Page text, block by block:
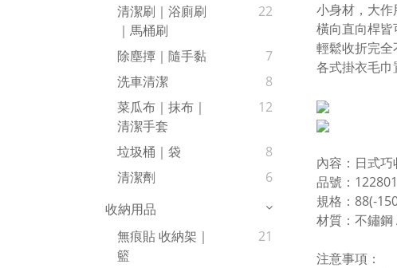
清潔刷｜浴廁刷
｜馬桶刷
22
除塵撢｜隨手黏
7
洗車清潔
8
菜瓜布｜抹布｜
清潔手套
12
垃圾桶｜袋
8
清潔劑
6
收納用品
無痕貼 收納架｜
籃
21
小身材，大作
橫向直向桿
輕鬆收折完全
各式掛衣毛
內容：日式
品號：
規格：88(-
材質：不鏽鋼
注意事項：